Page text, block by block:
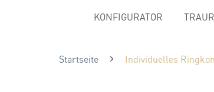
KONFIGURATOR
Startseite Individuelles